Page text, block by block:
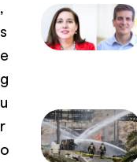
,
s
e
g
u
r
o